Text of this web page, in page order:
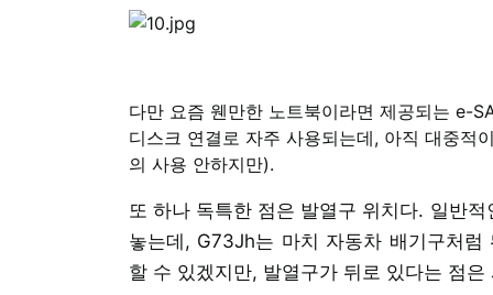
다만 요즘 웬만한 노트북이라면 제공되는 e-
디스크 연결로 자주 사용되는데, 아직 대중적
의 사용 안하지만).
또 하나 독특한 점은 발열구 위치다. 일반
놓는데, G73Jh는 마치 자동차 배기구처
할 수 있겠지만, 발열구가 뒤로 있다는 점